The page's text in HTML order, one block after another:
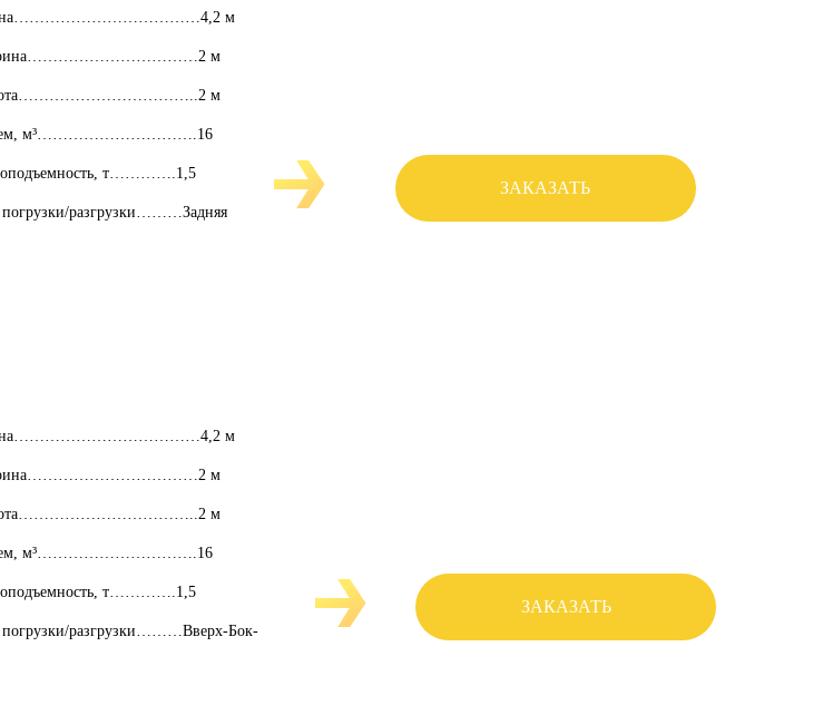
м
м
м
м³………………………….16
т………….1,5
разгрузки………Задняя
ЗАКАЗАТЬ
м
м
м
м³………………………….16
т………….1,5
разгрузки………Вверх-Бок-
ЗАКАЗАТЬ